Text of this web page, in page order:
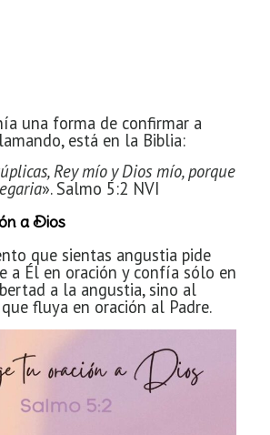
una forma de confirmar a
está en la Biblia:
Rey mío y Dios mío, porque
». Salmo 5:2 NVI
a Dios
que sientas angustia pide
a Él en oración y confía sólo en
a la angustia, sino al
fluya en oración al Padre.